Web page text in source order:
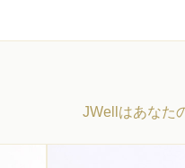
JWellはあなた